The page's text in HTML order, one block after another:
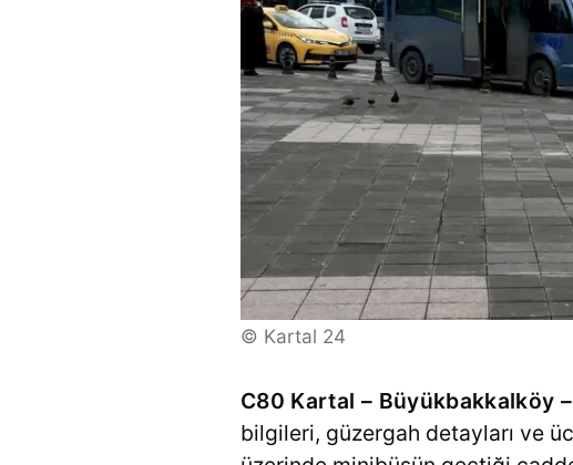
© Kartal 24
C80 Kartal – Büyükbakkalköy
bilgileri, güzergah detayları ve